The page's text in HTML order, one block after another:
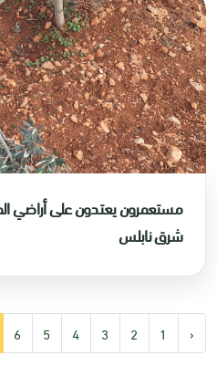
مستعمرون يعتدون على أراضي
شرق نابلس
‹
1
2
3
4
5
6